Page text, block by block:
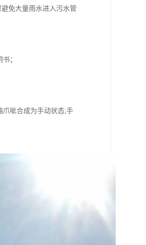
免大量雨水进入污水管
书；
爪呲合成为手动状态;手